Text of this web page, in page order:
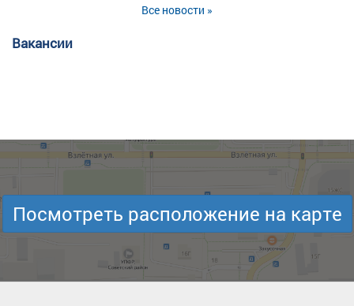
Все новости »
Вакансии
Посмотреть расположение на карте